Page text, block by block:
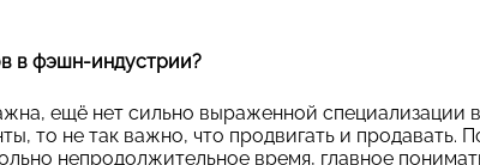
в фэшн-индустрии?
ещё нет сильно выраженной специализации
то не так важно, что продвигать и продавать.
непродолжительное время, главное